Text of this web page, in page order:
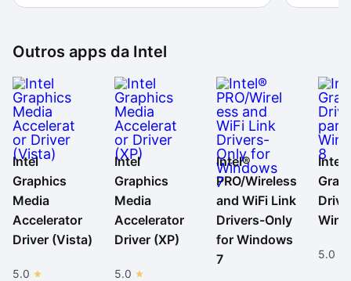
Outros apps da Intel
Intel
Graphics
Media
Accelerator
Driver (Vista)
5.0
Intel
Graphics
Media
Accelerator
Driver (XP)
5.0
Intel®
PRO/Wireless
and WiFi Link
Drivers-Only
for Windows
7
Intel
5.0